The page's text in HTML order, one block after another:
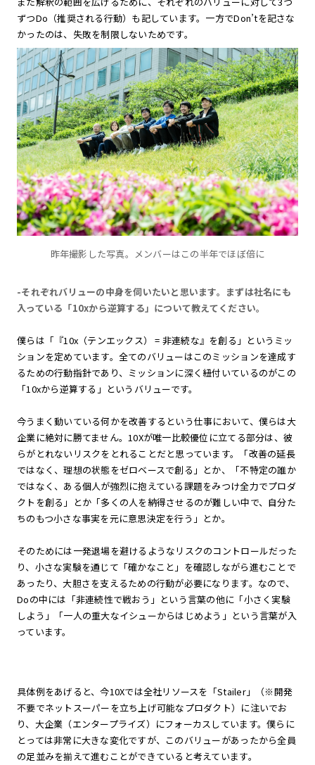
ずつDo（推奨される行動）も記しています。一方でDon’tを記さな
かったのは、失敗を制限しないためです。
昨年撮影した写真。メンバーはこの半年でほぼ倍に
-それぞれバリューの中身を伺いたいと思います。まずは社名にも
入っている「10xから逆算する」について教えてください。
僕らは「『10x（テンエックス） = 非連続な』を創る」というミッ
ションを定めています。全てのバリューはこのミッションを達成す
るための行動指針であり、ミッションに深く紐付いているのがこの
「10xから逆算する」というバリューです。
今うまく動いている何かを改善するという仕事において、僕らは大
企業に絶対に勝てません。10Xが唯一比較優位に立てる部分は、彼
らがとれないリスクをとれることだと思っています。「改善の延長
ではなく、理想の状態をゼロベースで創る」とか、「不特定の誰か
ではなく、ある個人が強烈に抱えている課題をみつけ全力でプロダ
クトを創る」とか「多くの人を納得させるのが難しい中で、自分た
ちのもつ小さな事実を元に意思決定を行う」とか。
そのためには一発退場を避けるようなリスクのコントロールだった
り、小さな実験を通じて「確かなこと」を確認しながら進むことで
あったり、大胆さを支えるための行動が必要になります。なので、
Doの中には「非連続性で戦おう」という言葉の他に「小さく実験
しよう」「一人の重大なイシューからはじめよう」という言葉が入
っています。
具体例をあげると、今10Xでは全社リソースを「Stailer」（※開発
不要でネットスーパーを立ち上げ可能なプロダクト）に注いでお
り、大企業（エンタープライズ）にフォーカスしています。僕らに
とっては非常に大きな変化ですが、このバリューがあったから全員
の足並みを揃えて進むことができていると考えています。